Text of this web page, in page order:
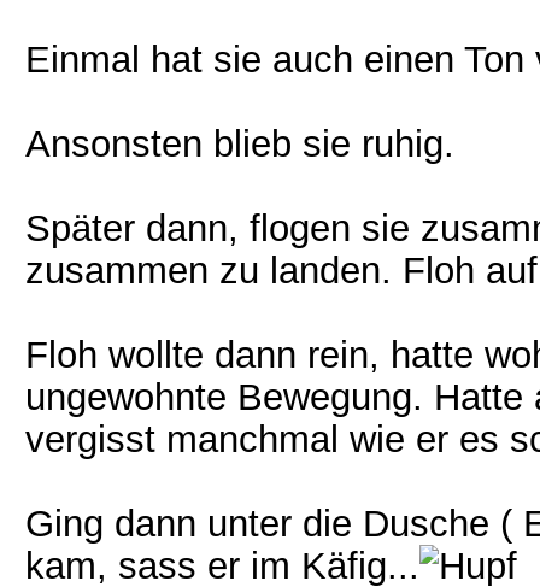
Einmal hat sie auch einen
Ansonsten blieb sie ruhig.
Später dann, flogen sie
zusammen zu landen. Floh
Floh wollte dann rein, hatte
ungewohnte Bewegung.
vergisst manchmal wie er es
Ging dann unter die Dusche (
kam, sass er im Käfig...